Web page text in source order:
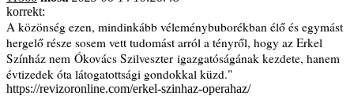
korrekt:
A közönség ezen, mindinkább véleménybuborékban élő és egymást
hergelő része sosem vett tudomást arról a tényről, hogy az Erkel
Színház nem Ókovács Szilveszter igazgatóságának kezdete, hanem
évtizedek óta látogatottsági gondokkal küzd."
https://revizoronline.com/erkel-szinhaz-operahaz/